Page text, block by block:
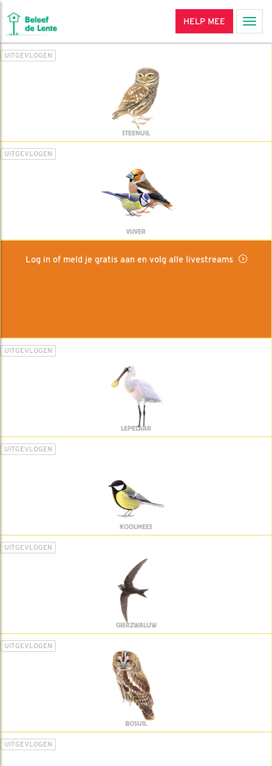
HELP MEE
UITGEVLOGEN
STEENUIL
UITGEVLOGEN
VIJVER
Log in of meld je gratis aan en volg alle livestreams
UITGEVLOGEN
LEPELAAR
UITGEVLOGEN
KOOLMEES
UITGEVLOGEN
GIERZWALUW
UITGEVLOGEN
BOSUIL
UITGEVLOGEN